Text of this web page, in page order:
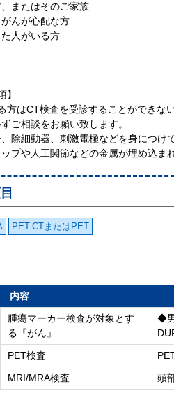
またはそのご家族
んが心配な方
た人がいる方
】
方はCT検査を受診することができな
ご相談をお願い致します。
、除細動器、刺激電極などを身につけ
ップや人工関節などの金属が埋め込ま
PET-CTまたはPET
内容
腫瘍マーカー検査が対象とす
る『がん』
◆
PET検査
MRI/MRA検査
頭